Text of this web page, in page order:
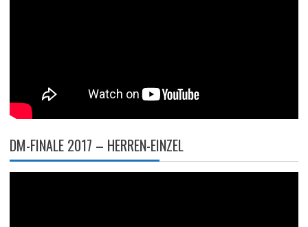
DM-FINALE 2017 – HERREN-EINZEL